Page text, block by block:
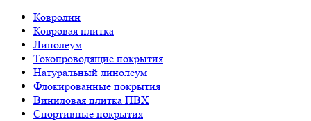
Ковролин
Ковровая плитка
Линолеум
Токопроводящие покрытия
Натуральный линолеум
Флокированные покрытия
Виниловая плитка ПВХ
Спортивные покрытия